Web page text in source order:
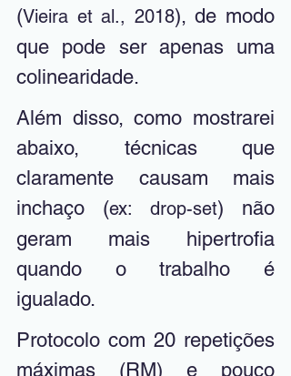
(Vieira et al., 2018), de modo
que pode ser apenas uma
colinearidade.
Além disso, como mostrarei
abaixo, técnicas que
claramente causam mais
inchaço (ex: drop-set) não
geram mais hipertrofia
quando o trabalho é
igualado.
Protocolo com 20 repetições
máximas (RM) e pouco